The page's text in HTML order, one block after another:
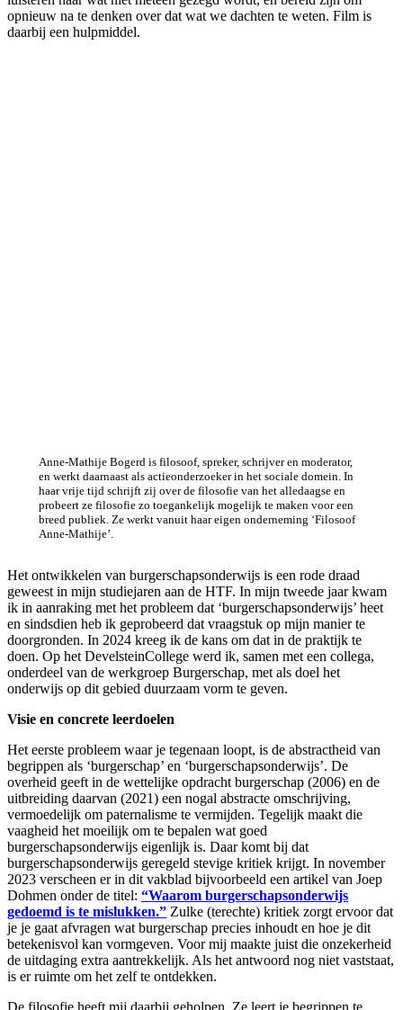
opnieuw na te denken over dat wat we dachten te weten. Film is
daarbij een hulpmiddel.
Anne-Mathije Bogerd is filosoof, spreker, schrijver en moderator,
en werkt daarnaast als actieonderzoeker in het sociale domein. In
haar vrije tijd schrijft zij over de filosofie van het alledaagse en
probeert ze filosofie zo toegankelijk mogelijk te maken voor een
breed publiek. Ze werkt vanuit haar eigen onderneming ‘Filosoof
Anne-Mathije’.
Het ontwikkelen van burgerschapsonderwijs is een rode draad
geweest in mijn studiejaren aan de HTF. In mijn tweede jaar kwam
ik in aanraking met het probleem dat ‘burgerschapsonderwijs’ heet
en sindsdien heb ik geprobeerd dat vraagstuk op mijn manier te
doorgronden. In 2024 kreeg ik de kans om dat in de praktijk te
doen. Op het DevelsteinCollege werd ik, samen met een collega,
onderdeel van de werkgroep Burgerschap, met als doel het
onderwijs op dit gebied duurzaam vorm te geven.
Visie en concrete leerdoelen
Het eerste probleem waar je tegenaan loopt, is de abstractheid van
begrippen als ‘burgerschap’ en ‘burgerschapsonderwijs’. De
overheid geeft in de wettelijke opdracht burgerschap (2006) en de
uitbreiding daarvan (2021) een nogal abstracte omschrijving,
vermoedelijk om paternalisme te vermijden. Tegelijk maakt die
vaagheid het moeilijk om te bepalen wat goed
burgerschapsonderwijs eigenlijk is. Daar komt bij dat
burgerschapsonderwijs geregeld stevige kritiek krijgt. In november
2023 verscheen er in dit vakblad bijvoorbeeld een artikel van Joep
Dohmen onder de titel: “Waarom burgerschapsonderwijs
gedoemd is te mislukken.” Zulke (terechte) kritiek zorgt ervoor dat
je je gaat afvragen wat burgerschap precies inhoudt en hoe je dit
betekenisvol kan vormgeven. Voor mij maakte juist die onzekerheid
de uitdaging extra aantrekkelijk. Als het antwoord nog niet vaststaat,
is er ruimte om het zelf te ontdekken.